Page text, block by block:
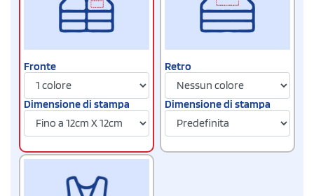
Fronte
Dimensione di stampa
Retro
Dimensione di stampa